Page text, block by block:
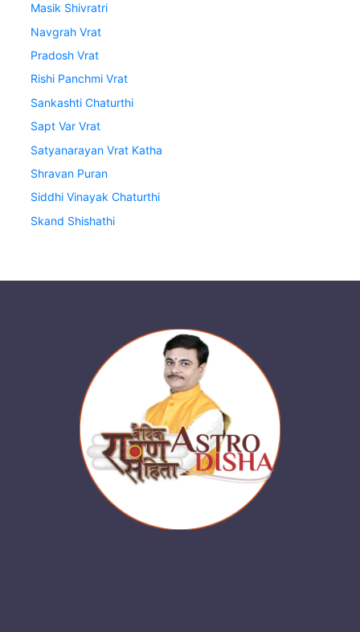
Masik Shivratri
Navgrah Vrat
Pradosh Vrat
Rishi Panchmi Vrat
Sankashti Chaturthi
Sapt Var Vrat
Satyanarayan Vrat Katha
Shravan Puran
Siddhi Vinayak Chaturthi
Skand Shishathi